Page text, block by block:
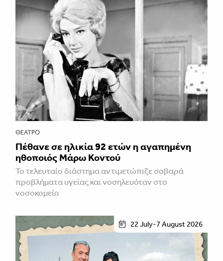
ΘΈΑΤΡΟ
Πέθανε σε ηλικία 92 ετών η αγαπημένη
ηθοποιός Μάρω Κοντού
Το τελευταίο διάστημα αντιμετώπιζε σοβαρά
προβλήματα υγείας και νοσηλευόταν στο
νοσοκομείο
22 July-7 August 2026